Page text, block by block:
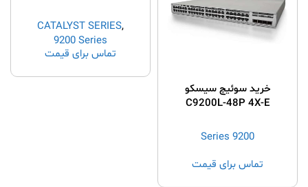
خرید سوئیچ سیسکو
C9200L-48P 4X-E
9200 Series
تماس برای قیمت
CATALYST SERIES,
9200 Series
تماس برای قیمت